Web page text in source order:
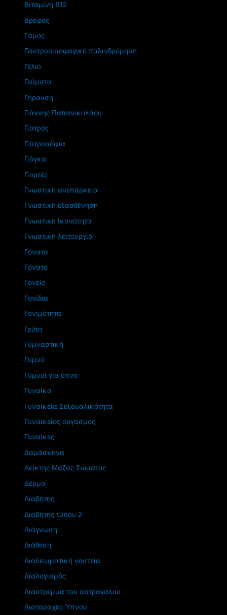
Βιταμίνη Β12
Βρέφος
Γάμος
Γαστροοισοφαγική παλινδρόμηση
Γέλιο
Γεύματα
Γήρανση
Γιάννης Παπανικολάου
Γιατρός
Γιατροσόφια
Γιόγκα
Γιορτές
Γνωστική ανεπάρκεια
Γνωστική εξασθένηση
Γνωστική Ικανότητα
Γνωστική λειτουργία
Γόνατα
Γόνατο
Γονείς
Γονίδια
Γονιμότητα
Γρίπη
Γυμναστική
Γυμνό
Γυμνοί για ύπνο
Γυναίκα
Γυναικεία Σεξουαλικότητα
Γυναικείος οργασμός
Γυναίκες
Δαμάσκηνα
Δείκτης Μάζας Σώματος
Δέρμα
Διαβήτης
Διαβήτης τύπου 2
Διάγνωση
Διάθεση
Διαλειμματική νηστεία
Διαλογισμός
Διάστρεμμα του αστραγάλου
Διαταραχές Ύπνου